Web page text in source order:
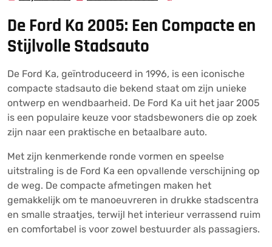
2025
De Ford Ka 2005: Een Compacte en
Stijlvolle Stadsauto
De Ford Ka, geïntroduceerd in 1996, is een iconische
compacte stadsauto die bekend staat om zijn unieke
ontwerp en wendbaarheid. De Ford Ka uit het jaar 2005
is een populaire keuze voor stadsbewoners die op zoek
zijn naar een praktische en betaalbare auto.
Met zijn kenmerkende ronde vormen en speelse
uitstraling is de Ford Ka een opvallende verschijning op
de weg. De compacte afmetingen maken het
gemakkelijk om te manoeuvreren in drukke stadscentra
en smalle straatjes, terwijl het interieur verrassend ruim
en comfortabel is voor zowel bestuurder als passagiers.